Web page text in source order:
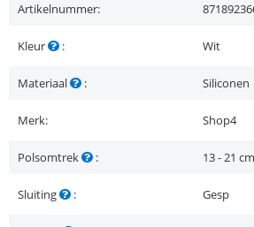
Artikelnummer:
Kleur : Wit
Materiaal : Siliconen
Merk: Shop4
Polsomtrek : 13 - 21 cm
Sluiting : Gesp